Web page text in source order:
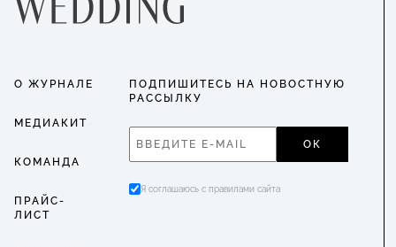
О ЖУРНАЛЕ
МЕДИАКИТ
КОМАНДА
ПРАЙС-
ЛИСТ
ПОДПИШИТЕСЬ НА НОВОСТНУЮ
РАССЫЛКУ
ОК
Я соглашаюсь с правилами сайта